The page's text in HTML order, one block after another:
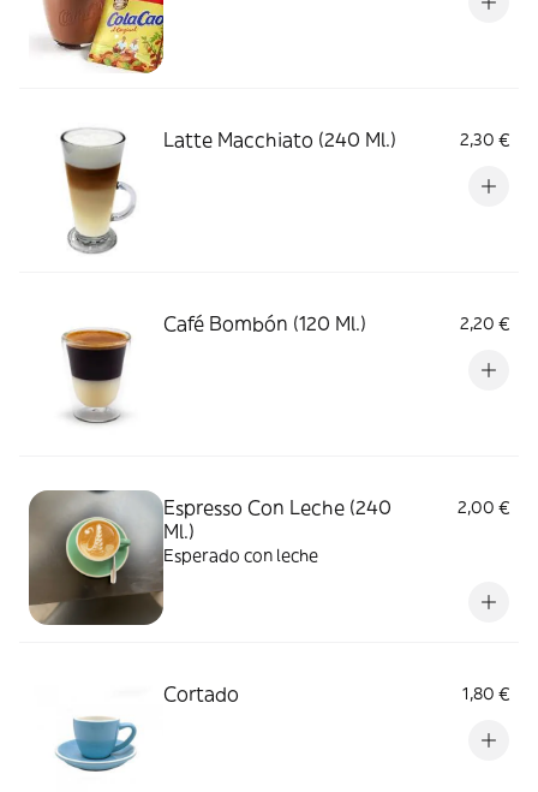
Latte Macchiato (240 Ml.) 2,30 €
Café Bombón (120 Ml.) 2,20 €
Espresso Con Leche (240
Ml.)
2,00 €
Esperado con leche
Cortado 1,80 €